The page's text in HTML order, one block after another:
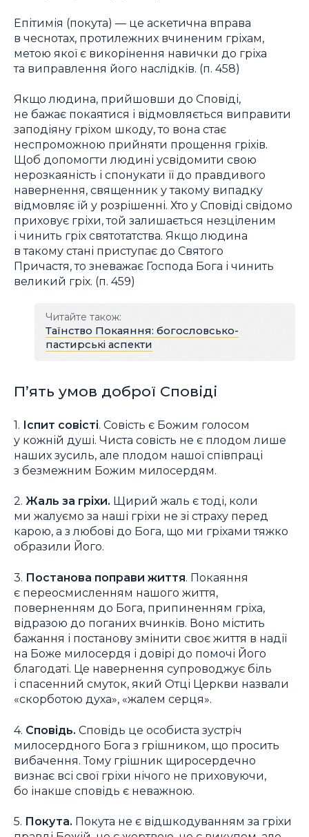
Епітимія (покута) — це аскетична вправа
в чеснотах, протилежних вчиненим гріхам,
метою якої є викорінення навички до гріха
та виправлення його наслідків. (п. 458)
Якщо людина, прийшовши до Сповіді,
не бажає покаятися і відмовляється виправити
заподіяну гріхом шкоду, то вона стає
неспроможною прийняти прощення гріхів.
Щоб допомогти людині усвідомити свою
нерозкаяність і спонукати її до правдивого
навернення, священник у такому випадку
відмовляє їй у розрішенні. Хто у Сповіді свідомо
приховує гріхи, той залишається незціленим
і чинить гріх святотатства. Якщо людина
в такому стані приступає до Святого
Причастя, то зневажає Господа Бога і чинить
великий гріх. (п. 459)
Читайте також:
Таїнство Покаяння: богословсько-
пастирські аспекти
П’ять умов доброї Сповіді
1. Іспит совісті. Совість є Божим голосом
у кожній душі. Чиста совість не є плодом лише
наших зусиль, але плодом нашої співпраці
з безмежним Божим милосердям.
2. Жаль за гріхи. Щирий жаль є тоді, коли
ми жалуємо за наші гріхи не зі страху перед
карою, а з любові до Бога, що ми гріхами тяжко
образили Його.
3. Постанова поправи життя. Покаяння
є переосмисленням нашого життя,
поверненням до Бога, припиненням гріха,
відразою до поганих вчинків. Воно містить
бажання і постанову змінити своє життя в надії
на Боже милосердя і довірі до помочі Його
благодаті. Це навернення супроводжує біль
і спасенний смуток, який Отці Церкви назвали
«скорботою духа», «жалем серця».
4. Сповідь. Сповідь це особиста зустріч
милосердного Бога з грішником, що просить
вибачення. Тому грішник щиросердечно
визнає всі свої гріхи нічого не приховуючи,
бо інакше сповідь є неважною.
5. Покута. Покута не є відшкодуванням за гріхи